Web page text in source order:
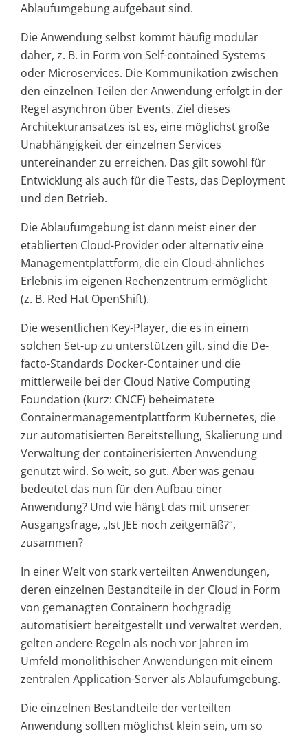
Ablaufumgebung aufgebaut sind.
Die Anwendung selbst kommt häufig modular
daher, z. B. in Form von Self-contained Systems
oder Microservices. Die Kommunikation zwischen
den einzelnen Teilen der Anwendung erfolgt in der
Regel asynchron über Events. Ziel dieses
Architekturansatzes ist es, eine möglichst große
Unabhängigkeit der einzelnen Services
untereinander zu erreichen. Das gilt sowohl für
Entwicklung als auch für die Tests, das Deployment
und den Betrieb.
Die Ablaufumgebung ist dann meist einer der
etablierten Cloud-Provider oder alternativ eine
Managementplattform, die ein Cloud-ähnliches
Erlebnis im eigenen Rechenzentrum ermöglicht
(z. B. Red Hat OpenShift).
Die wesentlichen Key-Player, die es in einem
solchen Set-up zu unterstützen gilt, sind die De-
facto-Standards Docker-Container und die
mittlerweile bei der Cloud Native Computing
Foundation (kurz: CNCF) beheimatete
Containermanagementplattform Kubernetes, die
zur automatisierten Bereitstellung, Skalierung und
Verwaltung der containerisierten Anwendung
genutzt wird. So weit, so gut. Aber was genau
bedeutet das nun für den Aufbau einer
Anwendung? Und wie hängt das mit unserer
Ausgangsfrage, „Ist JEE noch zeitgemäß?“,
zusammen?
In einer Welt von stark verteilten Anwendungen,
deren einzelnen Bestandteile in der Cloud in Form
von gemanagten Containern hochgradig
automatisiert bereitgestellt und verwaltet werden,
gelten andere Regeln als noch vor Jahren im
Umfeld monolithischer Anwendungen mit einem
zentralen Application-Server als Ablaufumgebung.
Die einzelnen Bestandteile der verteilten
Anwendung sollten möglichst klein sein, um so